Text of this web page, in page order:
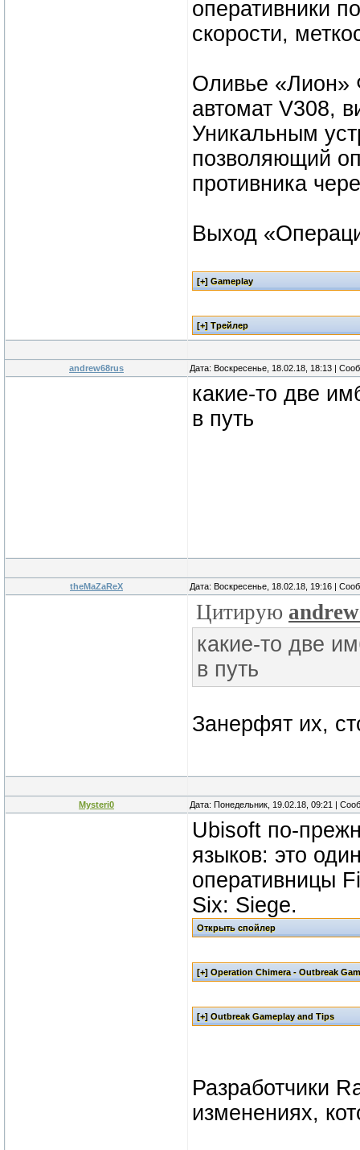
оперативники
скорости,
Оливье «Лион»
автомат V308,
Уникальным
позволяющий
противника
Выход
andrew68rus Дата: Воскресенье, 18.02.18, 18:13 |
какие-то две
в путь
theMaZaReX Дата: Воскресенье, 18.02.18, 19:16 |
Цитирую
какие-то две
в путь
Занерфят их,
Mysteri0 Дата: Понедельник, 19.02.18, 09:21 |
Ubisoft по-
языков: это
оперативницы
Six: Siege.
Разработчики
изменениях,